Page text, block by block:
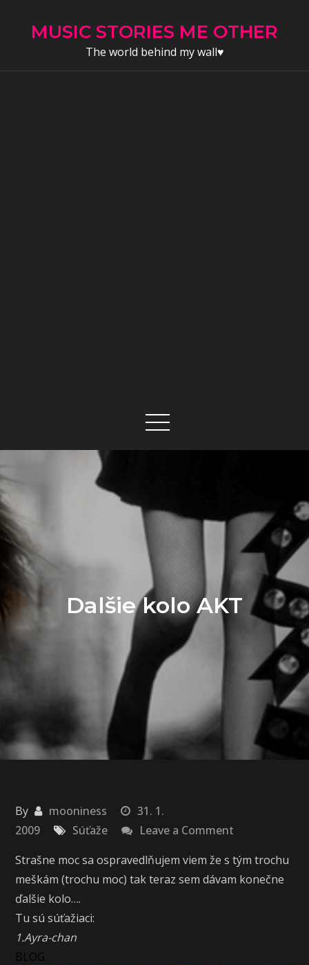
MUSIC STORIES ME OTHER
The world behind my wall♥
Dalšie kolo AKT
By mooniness
31. 1.
2009
Súťaže Leave a Comment
kolo
AKT
Strašne moc sa ospravedlňujem viem že s tým trochu
meškám (trochu moc) tak teraz sem dávam konečne
ďalšie kolo….
Tu sú súťažiaci:
1.Ayra-chan
BLOG